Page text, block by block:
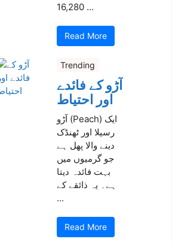
16,280 ...
Read More
Trending
آڑو کے فائدے
اور احتیاط
آڑو (Peach) ایک
رسیلا اور ٹھنڈک
دینے والا پھل ہے
جو گرمیوں میں
بہت فائدہ دیتا
ہے۔ یہ ذائقے کے
...
Read More